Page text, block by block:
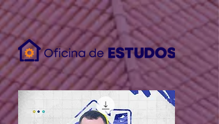
{ "data": [ { "event_name": "Purchase", "event_time": 1658753319,
"action_source": "email", "user_data": { "em": [
"7b17fb0bd173f625b58636fb796407c22b3d16fc78302d79f0fd30c2fc2fc068"
], "ph": [ null ] }, "custom_data": { "currency": "BRL", "value": 29.9 } } ]
"test_event_code:" "TEST83949" }